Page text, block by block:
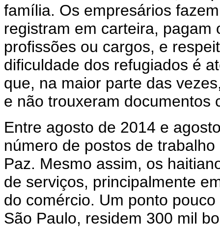
família. Os empresários
registram em carteira,
profissões ou cargos, e
dificuldade dos refugiados é
que, na maior parte das
e não trouxeram documentos
Entre agosto de 2014 e
número de postos de
Paz. Mesmo assim, os
de serviços, principalmente
do comércio. Um ponto
São Paulo, residem 300 mil